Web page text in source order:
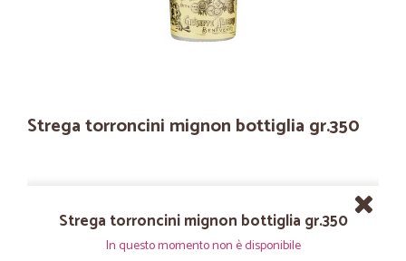
Strega torroncini mignon bottiglia gr.350
Strega torroncini mignon bottiglia gr.350
In questo momento non è disponibile